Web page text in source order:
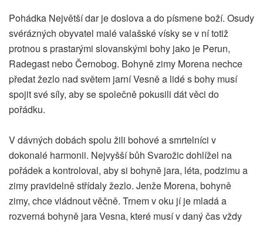
Pohádka Největší dar je doslova a do písmene boží. Osudy
svérázných obyvatel malé valašské vísky se v ní totiž
protnou s prastarými slovanskými bohy jako je Perun,
Radegast nebo Černobog. Bohyně zimy Morena nechce
předat žezlo nad světem jarní Vesně a lidé s bohy musí
spojit své síly, aby se společně pokusili dát věci do
pořádku.
V dávných dobách spolu žili bohové a smrtelníci v
dokonalé harmonii. Nejvyšší bůh Svarožic dohlížel na
pořádek a kontroloval, aby si bohyně jara, léta, podzimu a
zimy pravidelně střídaly žezlo. Jenže Morena, bohyně
zimy, chce vládnout věčně. Trnem v oku jí je mladá a
rozverná bohyně jara Vesna, které musí v daný čas vždy